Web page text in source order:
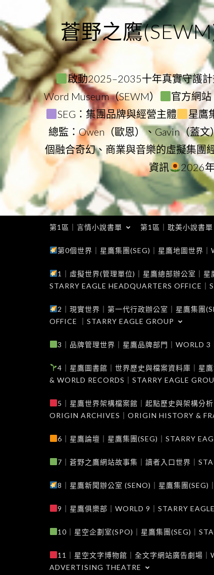
to
content
蒼野之鷹
啟動2025–2035十年真實守護
Word Museum（SEWM）
官方網站
SEG：集團品牌與經營主體
星鷹
總監：Owen（歐恩）、Gavin（蓋文
個融合奇幻、商業與音樂的虛擬集團
資訊
2026
第1區｜言情小說書單 第1區｜耽美小說書單
第0個世界｜星鷹集團(SEG)｜星鷹地圖世界
1｜虛擬世界(管理單位)｜星鷹總部辦公室｜
STARRY EAGLE HEADQUARTERS OFFICE｜
2｜現實世界｜第一代行政辦公室｜星鷹集團
OFFICE ｜STARRY EAGLE GROUP
3｜品牌管理世界｜星鷹品牌部門｜WORLD
4｜星鷹圖書館｜世界歷史與檔案資料庫｜星
& WORLD RECORDS｜STARRY EAGLE
5｜星鷹世界架構檔案館｜起點歷史與架構分
ORIGIN ARCHIVES｜ORIGIN HISTORY &
6｜星鷹論壇｜星鷹集團(SEG)｜STARRY
7｜蒼野之鷹網站故事集｜讀者入口世界｜
8｜星鷹新聞辦公室 (SENO)｜星鷹集團(SEG)
9｜星鷹俱樂部｜WORLD 9｜STARRY
10｜星空企劃室(SPO)｜星鷹集團(SEG)｜
11｜星空文字博物館｜全文字網站廣告劇場
ADVERTISING THEATRE